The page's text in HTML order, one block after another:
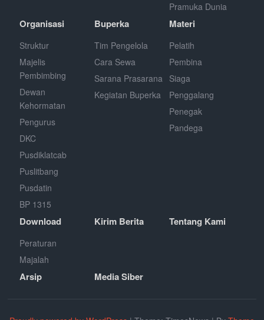
Pramuka Dunia
Organisasi
Struktur
Majelis
Pembimbing
Dewan
Kehormatan
Pengurus
DKC
Pusdiklatcab
Puslitbang
Pusdatin
BP 1315
Buperka
Tim Pengelola
Cara Sewa
Sarana Prasarana
Kegiatan Buperka
Materi
Pelatih
Pembina
Siaga
Penggalang
Penegak
Pandega
Download
Peraturan
Majalah
Kirim Berita Tentang Kami
Arsip Media Siber